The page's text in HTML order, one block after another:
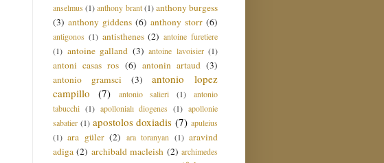
anselmus (1) anthony brant (1) anthony burgess
(3) anthony giddens (6) anthony storr (6)
antigonos (1) antisthenes (2) antoine furetiere
(1) antoine galland (3) antoine lavoisier (1)
antoni casas ros (6) antonin artaud (3)
antonio gramsci
(3)
antonio lopez
campillo
(7) antonio salieri (1)
antonio
tabucchi (1) apollonialı diogenes (1) apollonie
sabatier (1) apostolos doxiadis (7) apuleius
(1) ara güler (2) ara toranyan (1) aravind
adiga (2) archibald macleish (2) archimedes